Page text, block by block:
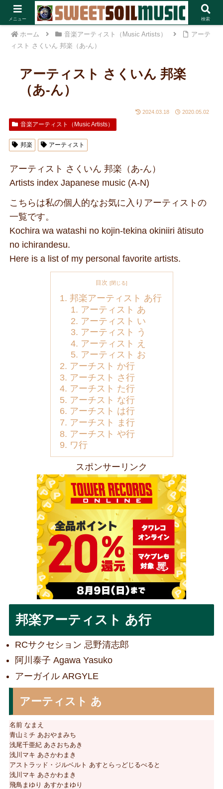
一部PRあり
ホーム 音楽アーティスト（Music Artists）
アーテ
ィスト さくいん 邦楽（あ-ん）
アーティスト さくいん 邦楽
（あ-ん）
2020.05.02
2024.03.18
音楽アーティスト（Music Artists）
邦楽 アーティスト
アーティスト さくいん 邦楽（あ-ん）
Artists index Japanese music (A-N)
こちらは私の個人的なお気に入りアーティストの
一覧です。
Kochira wa watashi no kojin-tekina okiniiri ātisuto
no ichirandesu.
Here is a list of my personal favorite artists.
目次
邦楽アーティスト あ行
アーティスト あ
アーティスト い
アーティスト う
アーティスト え
アーティスト お
アーチスト か行
アーチスト さ行
アーチスト た行
アーチスト な行
アーチスト は行
アーチスト ま行
アーチスト や行
ワ行
スポンサーリンク
邦楽アーティスト あ行
RCサクセション 忌野清志郎
阿川泰子 Agawa Yasuko
アーガイル ARGYLE
アーティスト あ
名前 なまえ
青山ミチ あおやまみち
浅尾千亜紀 あさおちあき
浅川マキ あさかわまき
アストラッド・ジルベルト あすとらっどじるべると
浅川マキ あさかわまき
飛鳥まゆり あすかまゆり
メニュー 検索